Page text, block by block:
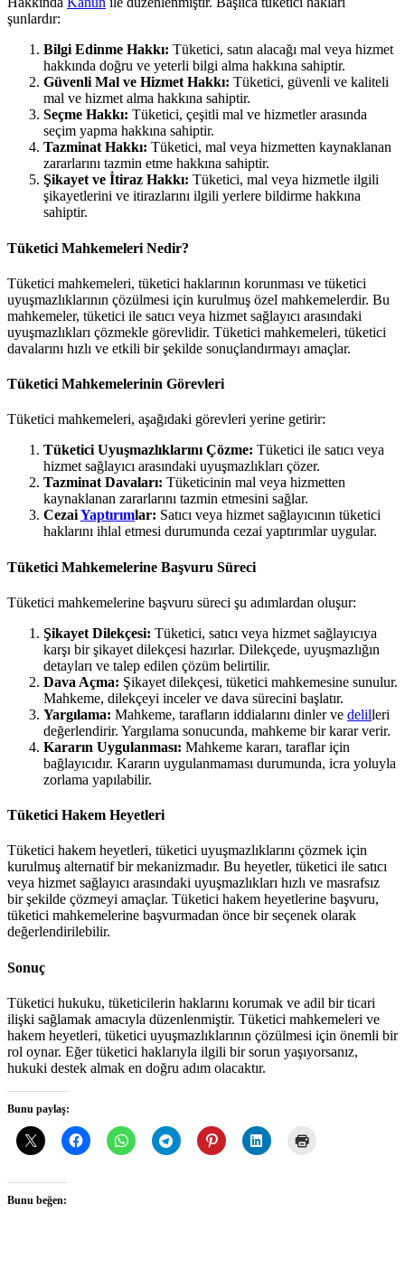
şunlardır:
Bilgi Edinme Hakkı: Tüketici, satın alacağı mal veya hizmet
hakkında doğru ve yeterli bilgi alma hakkına sahiptir.
Güvenli Mal ve Hizmet Hakkı: Tüketici, güvenli ve kaliteli
mal ve hizmet alma hakkına sahiptir.
Seçme Hakkı: Tüketici, çeşitli mal ve hizmetler arasında
seçim yapma hakkına sahiptir.
Tazminat Hakkı: Tüketici, mal veya hizmetten kaynaklanan
zararlarını tazmin etme hakkına sahiptir.
Şikayet ve İtiraz Hakkı: Tüketici, mal veya hizmetle ilgili
şikayetlerini ve itirazlarını ilgili yerlere bildirme hakkına
sahiptir.
Tüketici Mahkemeleri Nedir?
Tüketici mahkemeleri, tüketici haklarının korunması ve tüketici
uyuşmazlıklarının çözülmesi için kurulmuş özel mahkemelerdir. Bu
mahkemeler, tüketici ile satıcı veya hizmet sağlayıcı arasındaki
uyuşmazlıkları çözmekle görevlidir. Tüketici mahkemeleri, tüketici
davalarını hızlı ve etkili bir şekilde sonuçlandırmayı amaçlar.
Tüketici Mahkemelerinin Görevleri
Tüketici mahkemeleri, aşağıdaki görevleri yerine getirir:
Tüketici Uyuşmazlıklarını Çözme: Tüketici ile satıcı veya
hizmet sağlayıcı arasındaki uyuşmazlıkları çözer.
Tazminat Davaları: Tüketicinin mal veya hizmetten
kaynaklanan zararlarını tazmin etmesini sağlar.
CezaiYaptırımlar: Satıcı veya hizmet sağlayıcının tüketici
haklarını ihlal etmesi durumunda cezai yaptırımlar uygular.
Tüketici Mahkemelerine Başvuru Süreci
Tüketici mahkemelerine başvuru süreci şu adımlardan oluşur:
Şikayet Dilekçesi: Tüketici, satıcı veya hizmet sağlayıcıya
karşı bir şikayet dilekçesi hazırlar. Dilekçede, uyuşmazlığın
detayları ve talep edilen çözüm belirtilir.
Dava Açma: Şikayet dilekçesi, tüketici mahkemesine sunulur.
Mahkeme, dilekçeyi inceler ve dava sürecini başlatır.
Yargılama: Mahkeme, tarafların iddialarını dinler ve delilleri
değerlendirir. Yargılama sonucunda, mahkeme bir karar verir.
Kararın Uygulanması: Mahkeme kararı, taraflar için
bağlayıcıdır. Kararın uygulanmaması durumunda, icra yoluyla
zorlama yapılabilir.
Tüketici Hakem Heyetleri
Tüketici hakem heyetleri, tüketici uyuşmazlıklarını çözmek için
kurulmuş alternatif bir mekanizmadır. Bu heyetler, tüketici ile satıcı
veya hizmet sağlayıcı arasındaki uyuşmazlıkları hızlı ve masrafsız
bir şekilde çözmeyi amaçlar. Tüketici hakem heyetlerine başvuru,
tüketici mahkemelerine başvurmadan önce bir seçenek olarak
değerlendirilebilir.
Sonuç
Tüketici hukuku, tüketicilerin haklarını korumak ve adil bir ticari
ilişki sağlamak amacıyla düzenlenmiştir. Tüketici mahkemeleri ve
hakem heyetleri, tüketici uyuşmazlıklarının çözülmesi için önemli bir
rol oynar. Eğer tüketici haklarıyla ilgili bir sorun yaşıyorsanız,
hukuki destek almak en doğru adım olacaktır.
Bunu paylaş:
Bunu beğen: